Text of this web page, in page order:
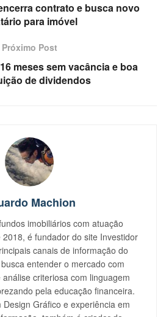
contrato e busca novo
para imóvel
Próximo Post
meses sem vacância e boa
de dividendos
Machion
imobiliários com atuação
é fundador do site Investidor
canais de informação do
entender o mercado com
criteriosa com linguagem
pela educação financeira.
Gráfico e experiência em